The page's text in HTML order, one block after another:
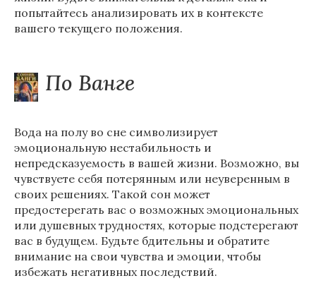
попытайтесь анализировать их в контексте
вашего текущего положения.
По Ванге
Вода на полу во сне символизирует
эмоциональную нестабильность и
непредсказуемость в вашей жизни. Возможно, вы
чувствуете себя потерянным или неуверенным в
своих решениях. Такой сон может
предостерегать вас о возможных эмоциональных
или душевных трудностях, которые подстерегают
вас в будущем. Будьте бдительны и обратите
внимание на свои чувства и эмоции, чтобы
избежать негативных последствий.